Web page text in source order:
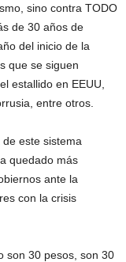
sino contra TODO
de 30 años de
del inicio de la
que se siguen
estallido en EEUU,
entre otros.
este sistema
quedado más
ante la
con la crisis
son 30 pesos, son 30